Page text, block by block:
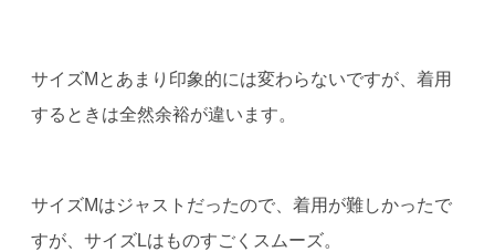
サイズMとあまり印象的には変わらないですが、着用
するときは全然余裕が違います。
サイズMはジャストだったので、着用が難しかったで
すが、サイズLはものすごくスムーズ。